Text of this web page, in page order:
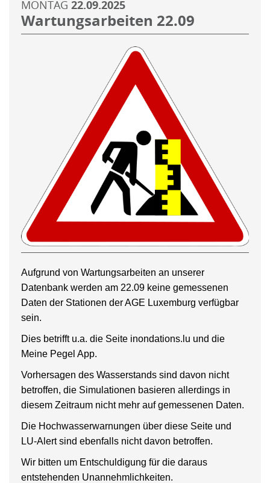
MONTAG 22.09.2025
Wartungsarbeiten 22.09
Aufgrund von Wartungsarbeiten an unserer
Datenbank werden am 22.09 keine gemessenen
Daten der Stationen der AGE Luxemburg verfügbar
sein.
Dies betrifft u.a. die Seite inondations.lu und die
Meine Pegel App.
Vorhersagen des Wasserstands sind davon nicht
betroffen, die Simulationen basieren allerdings in
diesem Zeitraum nicht mehr auf gemessenen Daten.
Die Hochwasserwarnungen über diese Seite und
LU-Alert sind ebenfalls nicht davon betroffen.
Wir bitten um Entschuldigung für die daraus
entstehenden Unannehmlichkeiten.